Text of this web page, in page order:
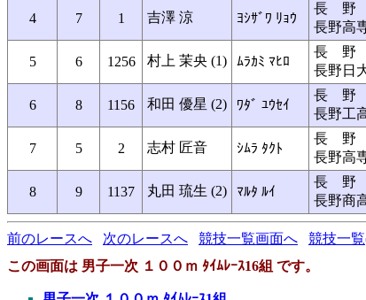
4 7 1 吉澤 涼 ﾖｼｻﾞﾜ ﾘｮｳ
長 野
長野高
5 6 1256 村上 茉央 (1) ﾑﾗｶﾐ ﾏﾋﾛ
長 野
長野日
6 8 1156 和田 優星 (2) ﾜﾀﾞ ﾕｳｾｲ
長 野
長野工
7 5 2 志村 匠音 ｼﾑﾗ ﾀｸﾄ
長 野
長野高
8 9 1137 丸田 琉生 (2) ﾏﾙﾀ ﾙｲ
長 野
長野商
前のレースへ 次のレースへ 競技一覧画面へ 競技一
この画面は 男子一次 １００ｍ ﾀｲﾑﾚｰｽ16組 です。